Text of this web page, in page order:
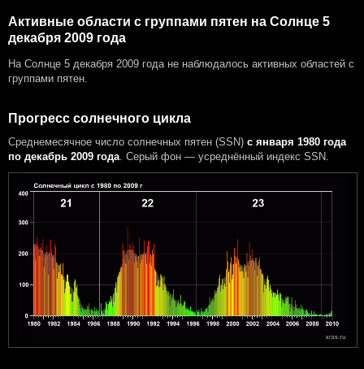
Активные области с группами пятен на Солнце 5
декабря 2009 года
На Солнце 5 декабря 2009 года не наблюдалось активных областей с
группами пятен.
Прогресс солнечного цикла
Среднемесячное число солнечных пятен (SSN) с января 1980 года
по декабрь 2009 года . Серый фон — усреднённый индекс SSN.